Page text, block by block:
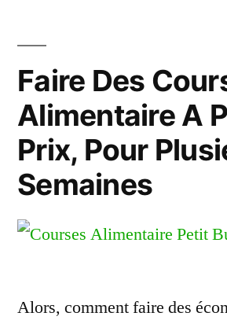
Faire Des
Alimentaire A
Prix, Pour
Semaines
Alors, comment faire des